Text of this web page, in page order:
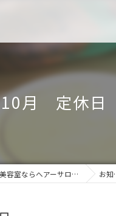
10月 定休日
岩手県盛岡市の美容室ならへアーサロンポプラル お知らせ